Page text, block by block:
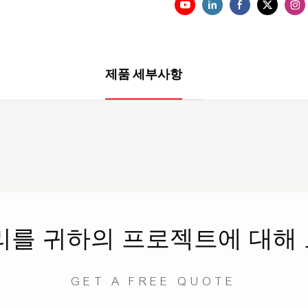
제품 세부사항
를 귀하의 프로젝트에 대해
GET A FREE QUOTE